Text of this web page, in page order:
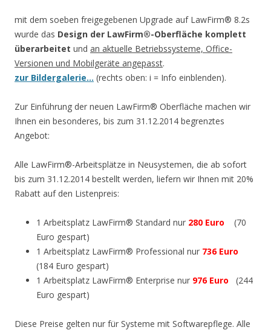
mit dem soeben freigegebenen Upgrade auf LawFirm® 8.2s
wurde das Design der LawFirm®-Oberfläche komplett
überarbeitet und an aktuelle Betriebssysteme, Office-
Versionen und Mobilgeräte angepasst.
zur Bildergalerie… (rechts oben: i = Info einblenden).
Zur Einführung der neuen LawFirm® Oberfläche machen wir
Ihnen ein besonderes, bis zum 31.12.2014 begrenztes
Angebot:
Alle LawFirm®-Arbeitsplätze in Neusystemen, die ab sofort
bis zum 31.12.2014 bestellt werden, liefern wir Ihnen mit 20%
Rabatt auf den Listenpreis:
1 Arbeitsplatz LawFirm® Standard nur 280 Euro
(70
Euro gespart)
1 Arbeitsplatz LawFirm® Professional nur 736 Euro
(184 Euro gespart)
1 Arbeitsplatz LawFirm® Enterprise nur 976 Euro
(244
Euro gespart)
Diese Preise gelten nur für Systeme mit Softwarepflege. Alle